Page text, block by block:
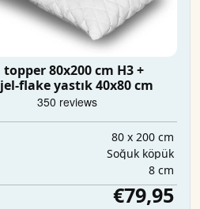
80x200 cm H3 +
flake yastık 40x80 cm
80 x 200 cm
Soğuk köpük
8 cm
€79,95